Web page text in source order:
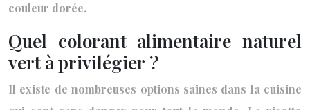
couleur dorée.
Quel colorant alimentaire naturel
vert à privilégier ?
Il existe de nombreuses options saines dans la cuisine